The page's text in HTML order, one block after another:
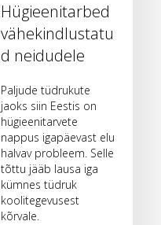
Hügieenitarbed
vähekindlustatu
d neidudele
Paljude tüdrukute
jaoks siin Eestis on
hügieenitarvete
nappus igapäevast elu
halvav probleem. Selle
tõttu jääb lausa iga
kümnes tüdruk
koolitegevusest
kõrvale.